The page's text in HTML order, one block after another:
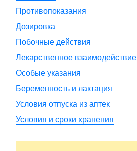
Противопоказания
Дозировка
Побочные действия
Лекарственное взаимодействие
Особые указания
Беременность и лактация
Условия отпуска из аптек
Условия и сроки хранения